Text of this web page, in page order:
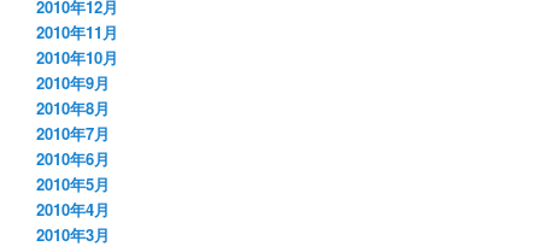
2010年12月
2010年11月
2010年10月
2010年9月
2010年8月
2010年7月
2010年6月
2010年5月
2010年4月
2010年3月